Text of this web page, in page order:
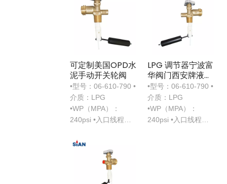
可定制美国OPD水
泥手动开关轮阀
•型号：06-610-790 •
介质：LPG
•WP（MPA）：
240psi •入口线程：3
LPG 调节器宁波富
华阀门西安牌液化
石油气 OPD 阀门
带人体工学手轮美
国
•型号：06-610-790 •
介质：LPG
•WP（MPA）：
240psi •入口线程：3